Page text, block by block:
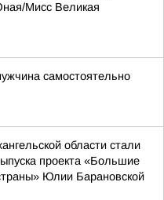
Мисс Великая
самостоятельно
области стали
проекта «Большие
Юлии Барановской